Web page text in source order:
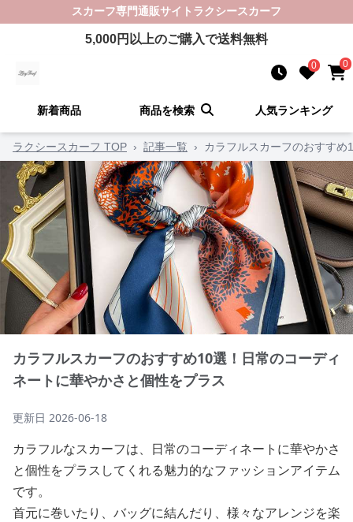
スカーフ専門通販サイト ラクシースカーフ
5,000円以上のご購入で送料無料
0 0
新着商品 商品を検索 人気ランキング
ラクシースカーフ TOP › 記事一覧 › カラフルスカーフのおすす
カラフルスカーフのおすすめ10選！日常のコーディ
ネートに華やかさと個性をプラス
更新日 2026-06-18
カラフルなスカーフは、日常のコーディネートに華やかさ
と個性をプラスしてくれる魅力的なファッションアイテム
です。
首元に巻いたり、バッグに結んだり、様々なアレンジを楽